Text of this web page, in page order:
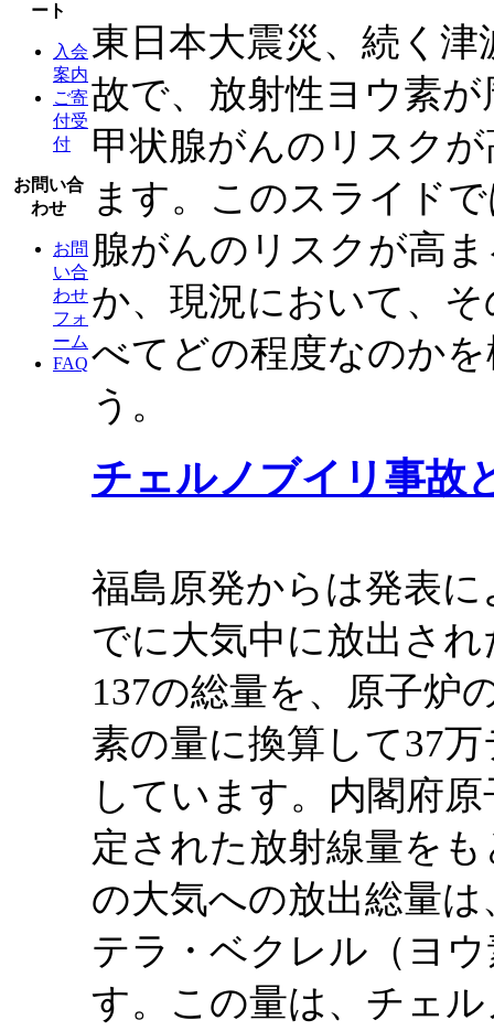
ート
入会
案内
ご寄
付受
付
お問い合
わせ
お問
い合
わせ
フォ
ーム
FAQ
東日本大震災、続く
故で、放射性ヨウ素
甲状腺がんのリスク
ます。このスライド
腺がんのリスクが高
か、現況において、
べてどの程度なのか
う。
チェルノブイリ事故
福島原発からは発表
でに大気中に放出さ
137の総量を、原子炉
素の量に換算して37
しています。内閣府
定された放射線量を
の大気への放出総量
テラ・ベクレル（ヨ
す。この量は、チェ